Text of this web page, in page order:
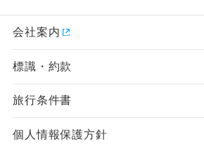
会社案内
標識・約款
旅行条件書
個人情報保護方針